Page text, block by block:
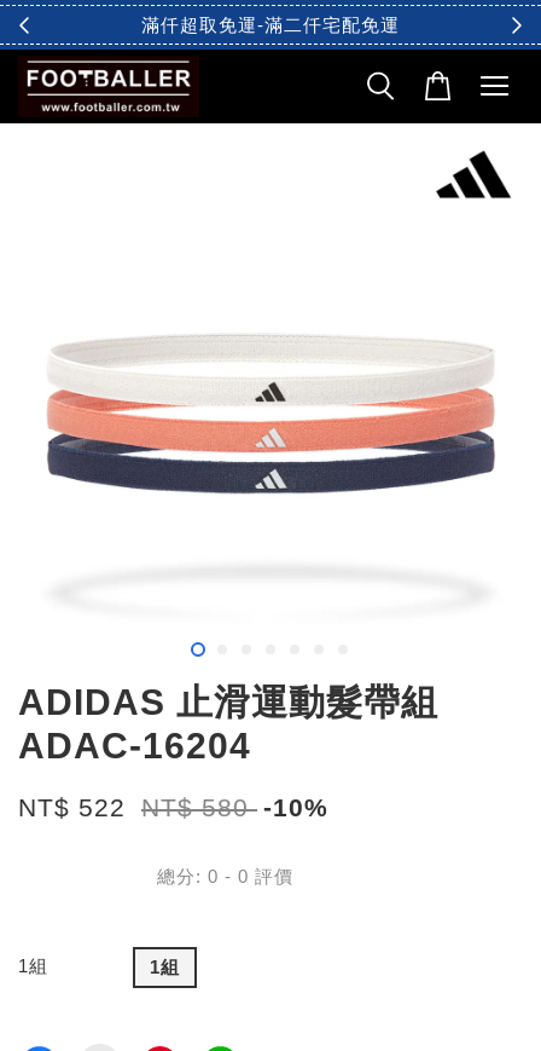
滿仟超取免運-滿二仟宅配免運
ADIDAS 止滑運動髮帶組
ADAC-16204
NT$ 522 NT$ 580 -10%
總分: 0 - 0 評價
1組 1組